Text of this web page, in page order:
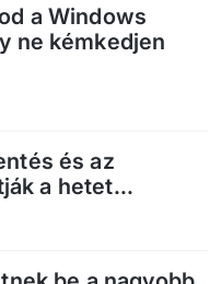
a Windows
ne kémkedjen
és az
a hetet...